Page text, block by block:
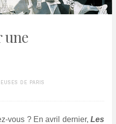
une
DE PARIS
vous ? En avril dernier, Les